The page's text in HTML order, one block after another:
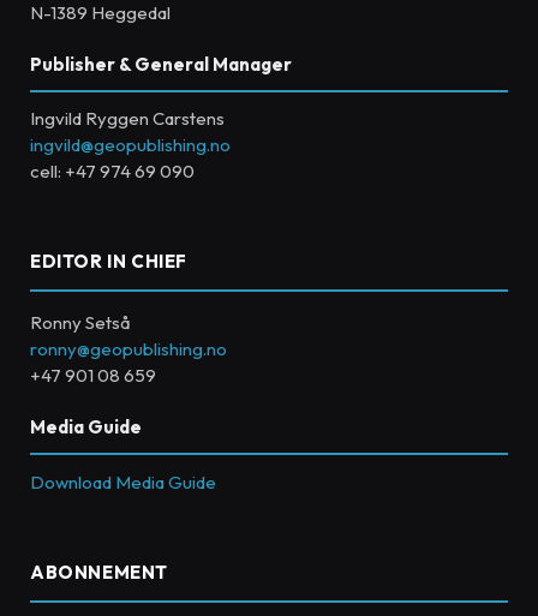
N-1389 Heggedal
Publisher & General Manager
Ingvild Ryggen Carstens
ingvild@geopublishing.no
cell: +47 974 69 090
EDITOR IN CHIEF
Ronny Setså
ronny@geopublishing.no
+47 901 08 659
Media Guide
Download Media Guide
ABONNEMENT